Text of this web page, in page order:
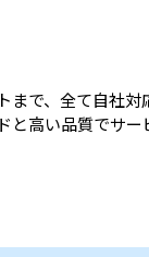
まで、全て自社対
と高い品質でサー